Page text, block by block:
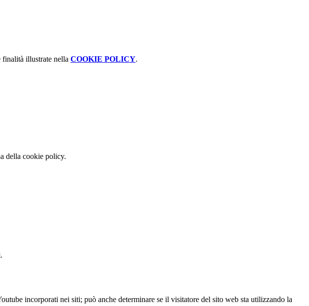
illustrate nella COOKIE POLICY.
della cookie policy.
incorporati nei siti; può anche determinare se il visitatore del sito web sta utilizzando la